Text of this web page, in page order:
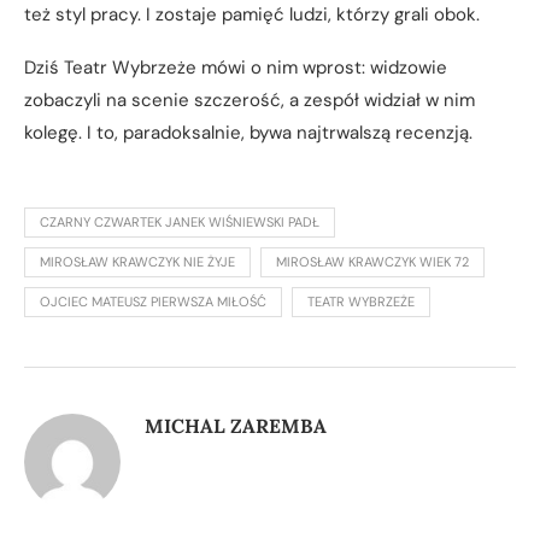
też styl pracy. I zostaje pamięć ludzi, którzy grali obok.
Dziś Teatr Wybrzeże mówi o nim wprost: widzowie
zobaczyli na scenie szczerość, a zespół widział w nim
kolegę. I to, paradoksalnie, bywa najtrwalszą recenzją.
CZARNY CZWARTEK JANEK WIŚNIEWSKI PADŁ
MIROSŁAW KRAWCZYK NIE ŻYJE MIROSŁAW KRAWCZYK WIEK 72
OJCIEC MATEUSZ PIERWSZA MIŁOŚĆ TEATR WYBRZEŻE
MICHAL ZAREMBA